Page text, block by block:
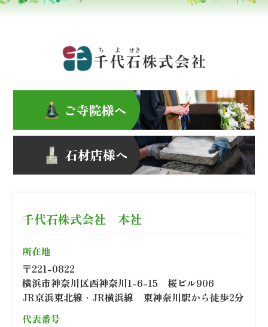
千代石株式会社 本社
所在地
〒221-0822
横浜市神奈川区西神奈川1-6-15 桜ビル906
JR京浜東北線・JR横浜線 東神奈川駅から徒歩2分
代表番号